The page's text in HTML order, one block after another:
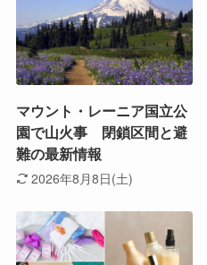
マウント・レーニア国立公
園で山火事 閉鎖区間と避
難の最新情報
2026年8月8日(土)